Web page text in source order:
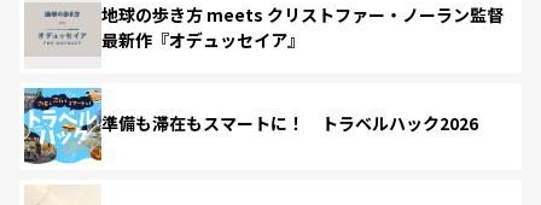
地球の歩き方 meets クリストファー・ノーラン監督
最新作『オデュッセイア』
準備も滞在もスマートに！ トラベルハック2026